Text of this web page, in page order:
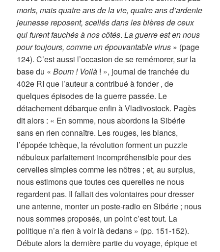
morts, mais quatre ans de la vie, quatre ans d’ardente
jeunesse reposent, scellésdans les bières de ceux
qui furent fauchés à nos côtés.La guerre est en nous
pour toujours, comme un épouvantable virus » (page
124). C’est aussi l’occasion de se remémorer, sur la
base du «Boum ! Voilà ! », journal de tranchée du
402e RI que l’auteur a contribué à fonder , de
quelques épisodes de la guerre passée. Le
détachement débarque enfin à Vladivostock. Pagès
dit alors : « En somme, nous abordons la Sibérie
sans en rien connaître. Les rouges, les blancs,
l’épopée tchèque, la révolution forment un puzzle
nébuleux parfaitement incompréhensible pour des
cervelles simples comme les nôtres ; et, au surplus,
nous estimons que toutes ces querelles ne nous
regardent pas. Il fallait des volontaires pour dresser
une antenne, monter un poste-radio en Sibérie ; nous
nous sommes proposés, un point c’est tout. La
politique n’a rien à voir là dedans » (pp. 151-152).
Débute alors la dernière partie du voyage, épique et